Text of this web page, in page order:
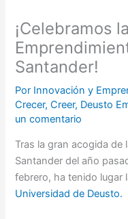
¡Celebramos
Santander!
Por Innovación y
Crecer,Creer, Deusto
un comentario
Tras la gran acogida de
Santander del año
febrero, ha tenido lugar
Universidad de Deusto.